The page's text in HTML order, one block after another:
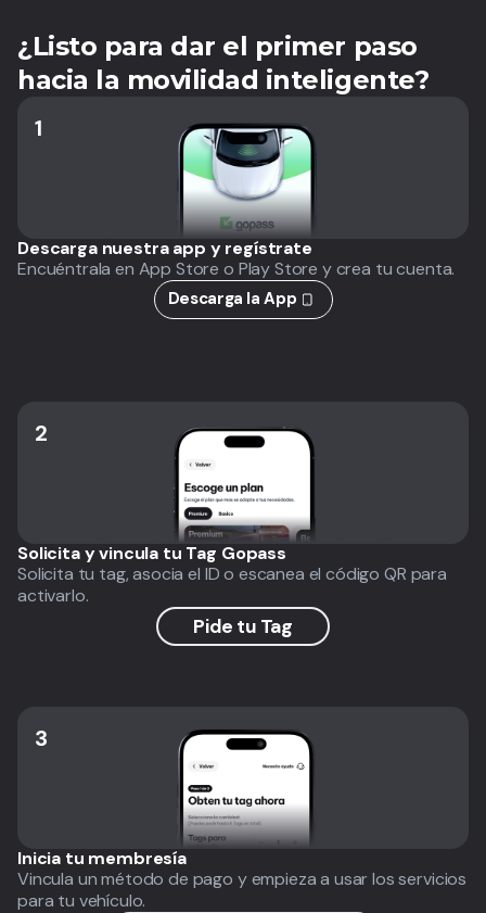
¿Listo para dar el primer paso
hacia la movilidad inteligente?
1
Descarga nuestra app y regístrate
Encuéntrala en App Store o Play Store y crea tu cuenta.
Descarga la App
2
Solicita y vincula tu Tag Gopass
Solicita tu tag, asocia el ID o escanea el código QR para
activarlo.
Pide tu Tag
3
Inicia tu membresía
Vincula un método de pago y empieza a usar los servicios
para tu vehículo.